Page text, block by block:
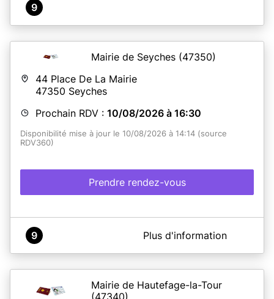
9
Mairie de Seyches (47350)
44 Place De La Mairie
47350 Seyches
Prochain RDV : 10/08/2026 à 16:30
Disponibilité mise à jour le 10/08/2026 à 14:14 (source
RDV360)
Prendre rendez-vous
A propos de Mairie de SEYCHES
La pré-demande est GRATUITE, elle se fait sur le site de
https://ants.gouv.fr
Plusieurs sites proposent une aide payante pour faire
9 Plus d'information
Mairie de Hautefage-la-Tour
(47340)